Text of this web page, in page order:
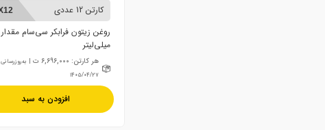
کارتن 12 عددی
میلی‌لیتر
هر کارتن: 6,696,000 ت
|
۱۴۰۵/۰۴/۲۷
افزودن به سبد